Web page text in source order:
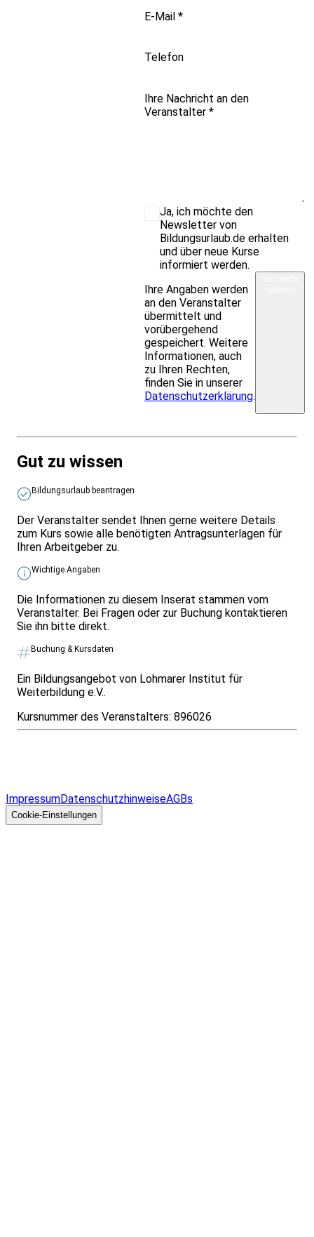
E-Mail *
Telefon
Ihre Nachricht an den
Veranstalter *
Ja, ich möchte den
Newsletter von
Bildungsurlaub.de erhalten
und über neue Kurse
informiert werden.
Ihre Angaben werden
an den Veranstalter
übermittelt und
vorübergehend
gespeichert. Weitere
Informationen, auch
zu Ihren Rechten,
finden Sie in unserer
Datenschutzerklärung.
Gut zu wissen
Bildungsurlaub beantragen
Der Veranstalter sendet Ihnen gerne weitere Details
zum Kurs sowie alle benötigten Antragsunterlagen für
Ihren Arbeitgeber zu.
Wichtige Angaben
Die Informationen zu diesem Inserat stammen vom
Veranstalter. Bei Fragen oder zur Buchung kontaktieren
Sie ihn bitte direkt.
Buchung & Kursdaten
Ein Bildungsangebot von Lohmarer Institut für
Weiterbildung e.V..
Kursnummer des Veranstalters: 896026
ImpressumDatenschutzhinweiseAGBs
Cookie-Einstellungen